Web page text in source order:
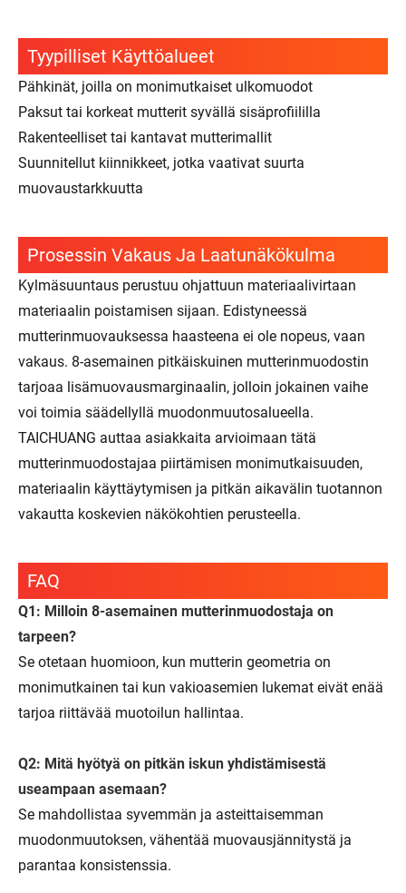
Tyypilliset Käyttöalueet
Pähkinät, joilla on monimutkaiset ulkomuodot
Paksut tai korkeat mutterit syvällä sisäprofiililla
Rakenteelliset tai kantavat mutterimallit
Suunnitellut kiinnikkeet, jotka vaativat suurta
muovaustarkkuutta
Prosessin Vakaus Ja Laatunäkökulma
Kylmäsuuntaus perustuu ohjattuun materiaalivirtaan
materiaalin poistamisen sijaan. Edistyneessä
mutterinmuovauksessa haasteena ei ole nopeus, vaan
vakaus. 8-asemainen pitkäiskuinen mutterinmuodostin
tarjoaa lisämuovausmarginaalin, jolloin jokainen vaihe
voi toimia säädellyllä muodonmuutosalueella.
TAICHUANG auttaa asiakkaita arvioimaan tätä
mutterinmuodostajaa piirtämisen monimutkaisuuden,
materiaalin käyttäytymisen ja pitkän aikavälin tuotannon
vakautta koskevien näkökohtien perusteella.
FAQ
Q1: Milloin 8-asemainen mutterinmuodostaja on
tarpeen?
Se otetaan huomioon, kun mutterin geometria on
monimutkainen tai kun vakioasemien lukemat eivät enää
tarjoa riittävää muotoilun hallintaa.
Q2: Mitä hyötyä on pitkän iskun yhdistämisestä
useampaan asemaan?
Se mahdollistaa syvemmän ja asteittaisemman
muodonmuutoksen, vähentää muovausjännitystä ja
parantaa konsistenssia.